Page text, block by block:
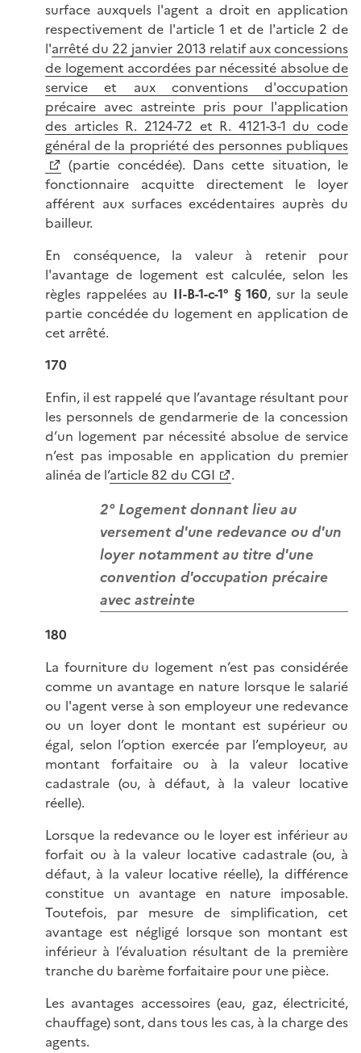
surface auxquels l'agent a droit en application
respectivement de l'article 1 et de l'article 2 de
l'arrêté du 22 janvier 2013 relatif aux concessions
de logement accordées par nécessité absolue de
service et aux conventions d'occupation
précaire avec astreinte pris pour l'application
des articles R. 2124-72 et R. 4121-3-1 du code
général de la propriété des personnes publiques
(partie concédée). Dans cette situation, le
fonctionnaire acquitte directement le loyer
afférent aux surfaces excédentaires auprès du
bailleur.
En conséquence, la valeur à retenir pour
l'avantage de logement est calculée, selon les
règles rappelées au II-B-1-c-1° § 160, sur la seule
partie concédée du logement en application de
cet arrêté.
170
Enfin, il est rappelé que l’avantage résultant pour
les personnels de gendarmerie de la concession
d’un logement par nécessité absolue de service
n’est pas imposable en application du premier
alinéa de l’article 82 du CGI .
2° Logement donnant lieu au
versement d'une redevance ou d'un
loyer notamment au titre d'une
convention d'occupation précaire
avec astreinte
180
La fourniture du logement n’est pas considérée
comme un avantage en nature lorsque le salarié
ou l'agent verse à son employeur une redevance
ou un loyer dont le montant est supérieur ou
égal, selon l’option exercée par l’employeur, au
montant forfaitaire ou à la valeur locative
cadastrale (ou, à défaut, à la valeur locative
réelle).
Lorsque la redevance ou le loyer est inférieur au
forfait ou à la valeur locative cadastrale (ou, à
défaut, à la valeur locative réelle), la différence
constitue un avantage en nature imposable.
Toutefois, par mesure de simplification, cet
avantage est négligé lorsque son montant est
inférieur à l’évaluation résultant de la première
tranche du barème forfaitaire pour une pièce.
Les avantages accessoires (eau, gaz, électricité,
chauffage) sont, dans tous les cas, à la charge des
agents.